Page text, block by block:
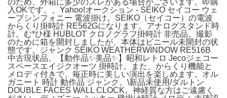
入OKです。。Yahoo!オークション - SEIKO セイコー ウェ
ーブシンフォニー 電波掛け。SEIKO（セイコー）の電波
からくり掛時計 RE562Gになります。アナログスタンド時
計。む*ひ様 HUBLOT クロノグラフ掛時計 非売品。撮影
のために箱を開封しましたが、本体はビニール未開封の状
態です。ジャンク SEIKO WEATHERWINDOW RE516B
中古現状品。【動作品✨美品✨】昭和レトロ Jecoジェコー
スペースエイジクオーツ 掛時計。また、からくり機能と
メロディ付きで、毎正時に美しい演出を楽しめます。オル
ガニート 時計 動作品 ジャンク。\新品未使用/ダルトン
DOUBLE FACES WALL CLOCK。神経質な方はご遠慮く